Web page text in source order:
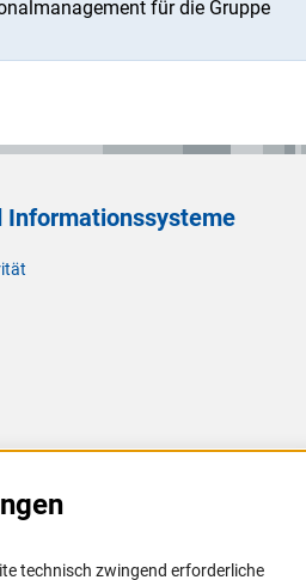
für die Gruppe
Informationssysteme
technisch zwingend erforderliche